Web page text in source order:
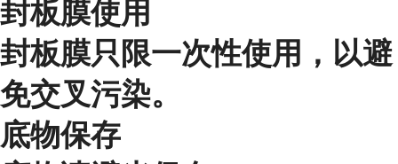
封板膜使用
封板膜只限一次性使用，以避
免交叉污染。
底物保存